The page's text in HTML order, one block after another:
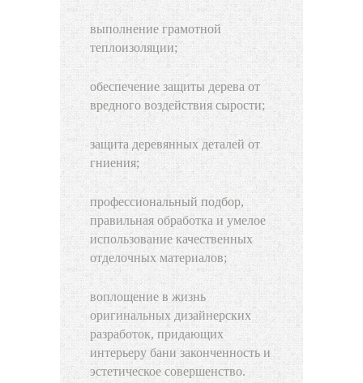
выполнение грамотной
теплоизоляции;
обеспечение защиты дерева от
вредного воздействия сырости;
защита деревянных деталей от
гниения;
профессиональный подбор,
правильная обработка и умелое
использование качественных
отделочных материалов;
воплощение в жизнь
оригинальных дизайнерских
разработок, придающих
интерьеру бани законченность и
эстетическое совершенство.